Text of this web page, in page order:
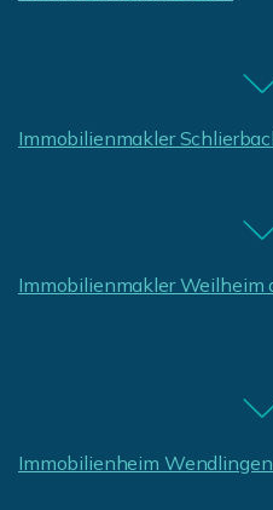
Immobilienmakler
Immobilienmakler Weilheim
Immobilienheim